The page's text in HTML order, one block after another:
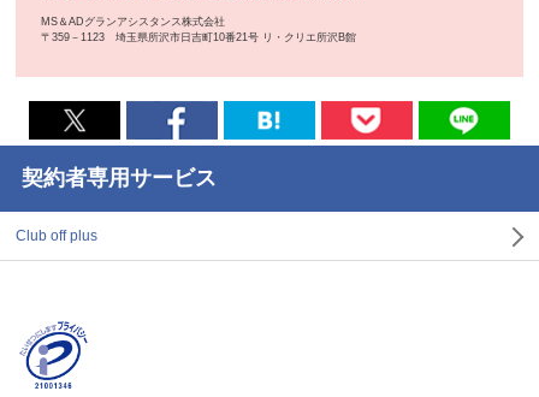
MS＆ADグランアシスタンス株式会社
〒359－1123 埼玉県所沢市日吉町10番21号 リ・クリエ所沢B館
契約者専用サービス
Club off plus